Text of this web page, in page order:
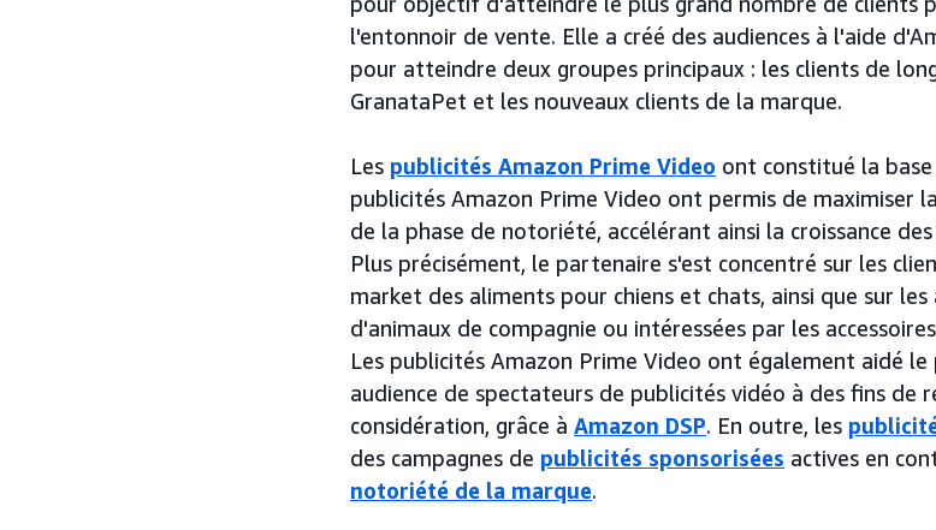
l'entonnoir de vente. Elle a créé des audiences à l'aide
pour atteindre deux groupes principaux : les clients de
GranataPet et les nouveaux clients de la marque.
Les publicités Amazon Prime Video ont constitué la
publicités Amazon Prime Video ont permis de maximiser
de la phase de notoriété, accélérant ainsi la croissance
Plus précisément, le partenaire s'est concentré sur les
market des aliments pour chiens et chats, ainsi que sur
d'animaux de compagnie ou intéressées par les
Les publicités Amazon Prime Video ont également aidé
audience de spectateurs de publicités vidéo à des fins de
considération, grâce à Amazon DSP. En outre, les
des campagnes de publicités sponsorisées actives en
notoriété de la marque.